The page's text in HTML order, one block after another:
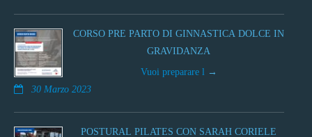
CORSO PRE PARTO DI GINNASTICA DOLCE IN
GRAVIDANZA
Vuoi preparare l
30 Marzo 2023
POSTURAL PILATES CON SARAH CORIELE